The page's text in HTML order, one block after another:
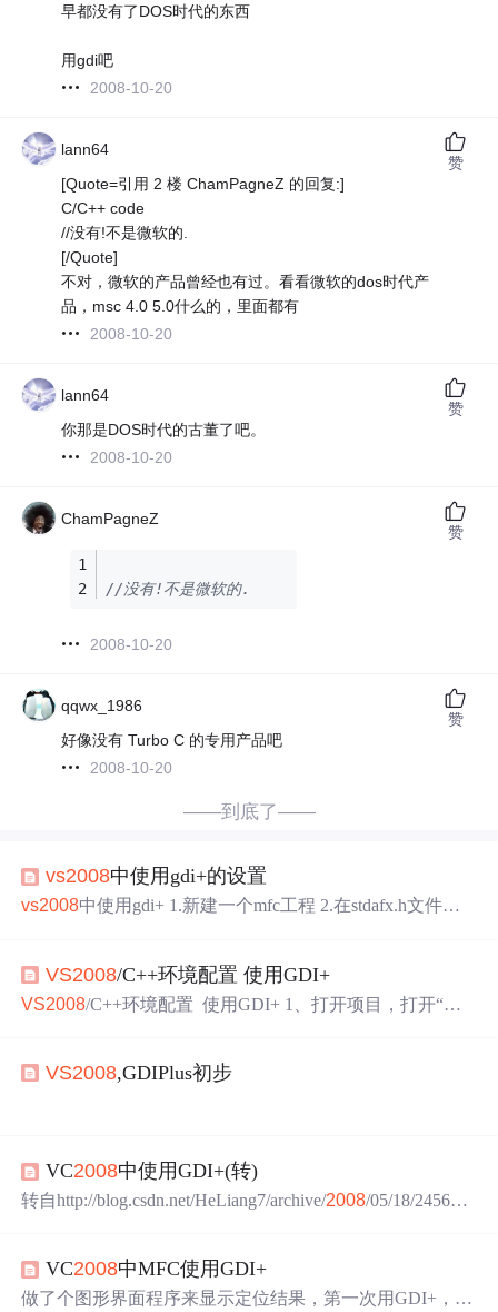
早都没有了DOS时代的东西
用gdi吧
2008-10-20
lann64
[Quote=引用 2 楼 ChamPagneZ 的回复:]
C/C++ code
//没有!不是微软的.
[/Quote]
不对，微软的产品曾经也有过。看看微软的dos时代产
品，msc 4.0 5.0什么的，里面都有
2008-10-20
赞
lann64
你那是DOS时代的古董了吧。
2008-10-20
赞
ChamPagneZ
//没有!不是微软的.
2008-10-20
赞
qqwx_1986
好像没有 Turbo C 的专用产品吧
2008-10-20
赞
——到底了——
vs2008中使用gdi+的设置
vs2008中使用gdi+ 1.新建一个mfc工程 2.在stdafx.h文件中
g namespace Gdiplus; //使用GDI+的命名空间, 若不用
的...
VS2008/C++环境配置 使用GDI+
VS2008/C++环境配置 使用GDI+ 1、打开项目，打开“项
x.h文件，添加代码如下： #include #include using namespace
VS2008,GDIPlus初步
step1.在文件stdafx.h中加入如下代码
using namespace Gdiplus;
VC2008中使用GDI+(转)
转自http://blog.csdn.net/HeLiang7/archive/2008/05/18/245645
SDK的一部分，VC也可以用。今天开始研究，把心得小结
一下，所以这篇算是第一部分。 先把GDI+的资料说一
VC2008中MFC使用GDI+
做了个图形界面程序来显示定位结果，第一次用GDI+，费